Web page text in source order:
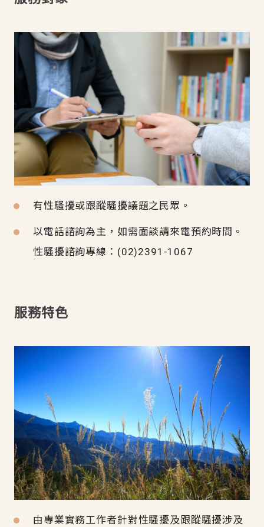
有性騷擾或跟蹤騷擾議題之民眾。
以電話諮詢為主，如需面談請來電預約時間。
性騷擾諮詢專線：(02)2391-1067
服務特色
由專業實務工作者針對性騷擾及跟蹤騷擾涉及